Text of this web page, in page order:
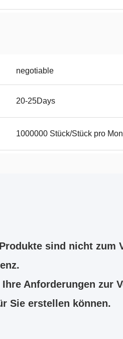
negotiable
20-25Days
1000000 Stück/Stück pro
sind nicht zum
Anforderungen zur
Sie erstellen können.